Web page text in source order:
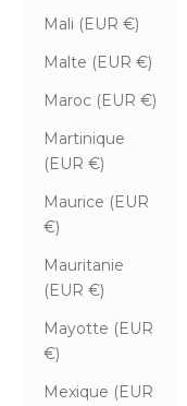
Mali (EUR €)
Malte (EUR €)
Maroc (EUR €)
Martinique
(EUR €)
Maurice (EUR
€)
Mauritanie
(EUR €)
Mayotte (EUR
€)
Mexique (EUR